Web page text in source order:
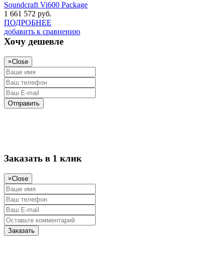
Soundcraft Vi600 Package
1 661 572 руб.
ПОДРОБНЕЕ
добавить к сравнению
Хочу дешевле
×Close
Заказать в 1 клик
×Close